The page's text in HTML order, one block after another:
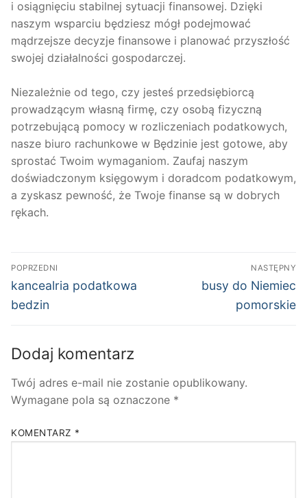
i osiągnięciu stabilnej sytuacji finansowej. Dzięki
naszym wsparciu będziesz mógł podejmować
mądrzejsze decyzje finansowe i planować przyszłość
swojej działalności gospodarczej.
Niezależnie od tego, czy jesteś przedsiębiorcą
prowadzącym własną firmę, czy osobą fizyczną
potrzebującą pomocy w rozliczeniach podatkowych,
nasze biuro rachunkowe w Będzinie jest gotowe, aby
sprostać Twoim wymaganiom. Zaufaj naszym
doświadczonym księgowym i doradcom podatkowym,
a zyskasz pewność, że Twoje finanse są w dobrych
rękach.
Nawigacja
wpisu
POPRZEDNI
Poprzedni
wpis:
kancealria podatkowa
bedzin
NASTĘPNY
Następny
busy do Niemiec
pomorskie
Dodaj komentarz
Twój adres e-mail nie zostanie opublikowany.
Wymagane pola są oznaczone *
KOMENTARZ *